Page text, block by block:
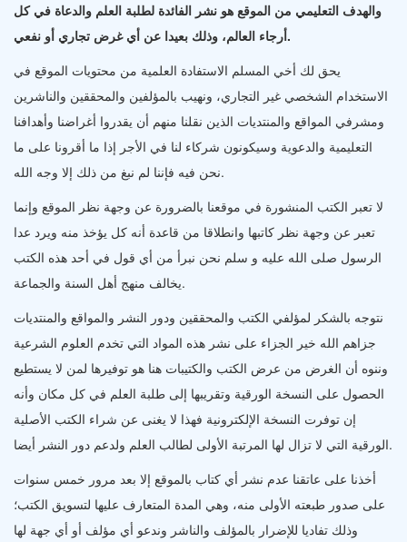
والهدف التعليمي من الموقع هو نشر الفائدة لطلبة العلم والدعاة في كل
أرجاء العالم، وذلك بعيدا عن أي غرض تجاري أو نفعي.
يحق لك أخي المسلم الاستفادة العلمية من محتويات الموقع في
الاستخدام الشخصي غير التجاري، ونهيب بالمؤلفين والمحققين والناشرين
ومشرفي المواقع والمنتديات الذين نقلنا منهم أن يقدروا أغراضنا وأهدافنا
التعليمية والدعوية وسيكونون شركاء لنا في الأجر إذا ما أقرونا على ما
نحن فيه فإننا لم نبغ من ذلك إلا وجه الله.
لا تعبر الكتب المنشورة في موقعنا بالضرورة عن وجهة نظر الموقع وإنما
تعبر عن وجهة نظر كاتبها وانطلاقا من قاعدة أنه كل يؤخذ منه ويرد عدا
الرسول صلى الله عليه و سلم نحن نبرأ من أي قول في أحد هذه الكتب
يخالف منهج أهل السنة والجماعة.
نتوجه بالشكر لمؤلفي الكتب والمحققين ودور النشر والمواقع والمنتديات
جزاهم الله خير الجزاء على نشر هذه المواد التي تخدم العلوم الشرعية
وننوه أن الغرض من عرض الكتب والكتيبات هنا هو توفيرها لمن لا يستطيع
الحصول على النسخة الورقية وتقريبها إلى طلبة العلم في كل مكان وأنه
إن توفرت النسخة الإلكترونية فهذا لا يغنى عن شراء الكتب الأصلية
الورقية التي لا تزال لها المرتبة الأولى لطالب العلم ولدعم دور النشر أيضا.
أخذنا على عاتقنا عدم نشر أي كتاب بالموقع إلا بعد مرور خمس سنوات
على صدور طبعته الأولى منه، وهي المدة المتعارف عليها لتسويق الكتب؛
وذلك تفاديا للإضرار بالمؤلف والناشر وندعو أي مؤلف أو أي جهة لها